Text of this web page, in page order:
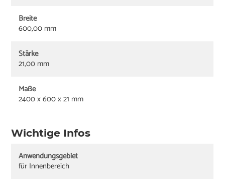
Breite
600,00 mm
Stärke
21,00 mm
Maße
2400 x 600 x 21 mm
Wichtige Infos
Anwendungsgebiet
für Innenbereich